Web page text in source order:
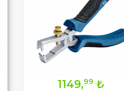
1149,99 ₺